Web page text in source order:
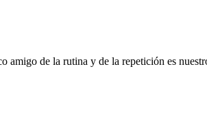
de la rutina y de la repetición es